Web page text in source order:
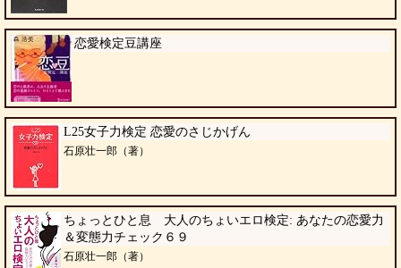
恋愛検定豆講座
L25女子力検定 恋愛のさじかげん
石原壮一郎（著）
ちょっとひと息 大人のちょいエロ検定: あなたの恋愛力
＆変態力チェック６９
石原壮一郎（著）